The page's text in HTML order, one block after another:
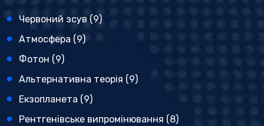
Червоний зсув (9)
Атмосфера (9)
Фотон (9)
Альтернативна теорія (9)
Екзопланета (9)
Рентгенівське випромінювання (8)